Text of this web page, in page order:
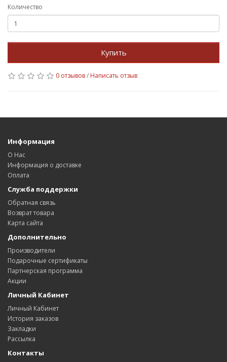
Количество
Купить
0 отзывов/ Написать отзыв
Информация
О Нас
Информация о доставке
Оплата
Служба поддержки
Обратная связь
Возврат товара
Карта сайта
Дополнительно
Производители
Подарочные сертификаты
Партнерская программа
Акции
Личный Кабинет
Личный Кабинет
История заказов
Закладки
Рассылка
Контакты